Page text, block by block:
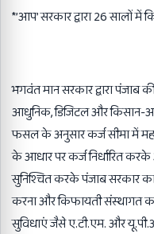
*’आप’ सरकार द्वारा 26 सालों
भगवंत मान सरकार द्वारा पंजाब
आधुनिक, डिजिटल और किसान-
फसल के अनुसार कर्ज सीमा में
के आधार पर कर्ज निर्धारित
सुनिश्चित करके पंजाब सरकार का
करना और किफायती संस्थागत
सुविधाएं जैसे ए.टी.एम. और